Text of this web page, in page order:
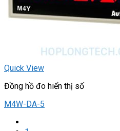
Quick View
Đồng hồ đo hiển thị số
M4W-DA-5